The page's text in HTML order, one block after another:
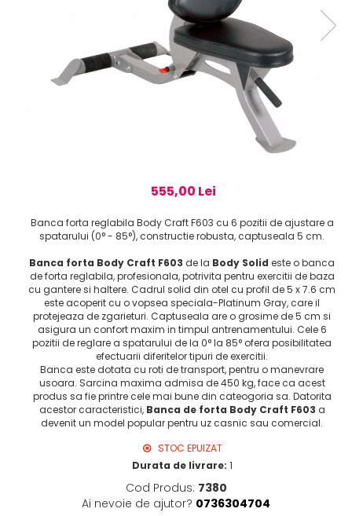
555,00 Lei
Banca forta reglabila Body Craft F603 cu 6 pozitii de ajustare a
spatarului (0° - 85°), constructie robusta, captuseala 5 cm.
Banca forta Body Craft F603 de la Body Solid este o banca
de forta reglabila, profesionala, potrivita pentru exercitii de baza
cu gantere si haltere. Cadrul solid din otel cu profil de 5 x 7.6 cm
este acoperit cu o vopsea speciala-Platinum Gray, care il
protejeaza de zgarieturi. Captuseala are o grosime de 5 cm si
asigura un confort maxim in timpul antrenamentului. Cele 6
pozitii de reglare a spatarului de la 0° la 85° ofera posibilitatea
efectuarii diferitelor tipuri de exercitii.
Banca este dotata cu roti de transport, pentru o manevrare
usoara. Sarcina maxima admisa de 450 kg, face ca acest
produs sa fie printre cele mai bune din cateogoria sa. Datorita
acestor caracteristici, Banca de forta Body Craft F603 a
devenit un model popular pentru uz casnic sau comercial.
STOC EPUIZAT
Durata de livrare: 1
Cod Produs: 7380
Ai nevoie de ajutor? 0736304704